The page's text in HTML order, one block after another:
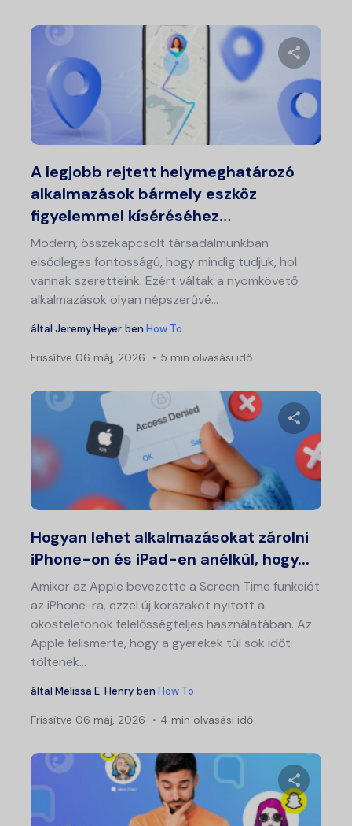
Ossza
A legjobb rejtett helymeghatározó
alkalmazások bármely eszköz
figyelemmel kíséréséhez…
Modern, összekapcsolt társadalmunkban
elsődleges fontosságú, hogy mindig tudjuk, hol
vannak szeretteink. Ezért váltak a nyomkövető
alkalmazások olyan népszerűvé...
által Jeremy Heyer ben How To
Frissítve 06 máj, 2026 5 min olvasási idő
Ossza
Hogyan lehet alkalmazásokat zárolni
iPhone-on és iPad-en anélkül, hogy...
Amikor az Apple bevezette a Screen Time funkciót
az iPhone-ra, ezzel új korszakot nyitott a
okostelefonok felelősségteljes használatában. Az
Apple felismerte, hogy a gyerekek túl sok időt
töltenek...
által Melissa E. Henry ben How To
Frissítve 06 máj, 2026 4 min olvasási idő
Ossza